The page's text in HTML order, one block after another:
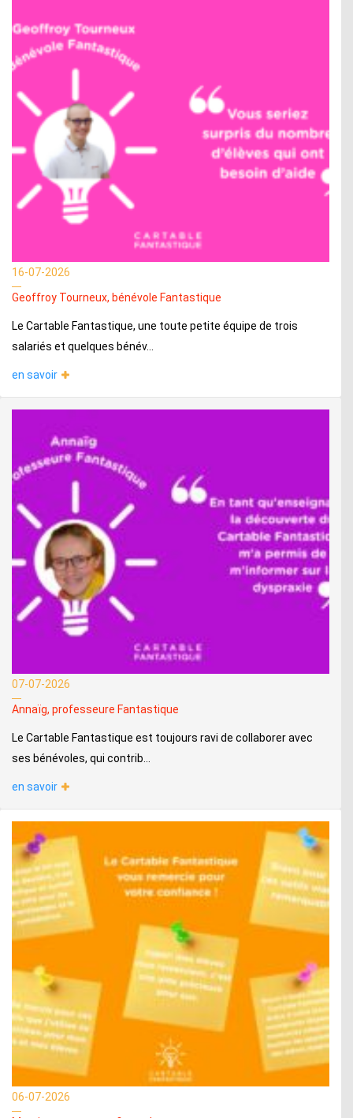
16-07-2026
Geoffroy Tourneux, bénévole Fantastique
Le Cartable Fantastique, une toute petite équipe de trois
salariés et quelques bénév...
en savoir
07-07-2026
Annaïg, professeure Fantastique
Le Cartable Fantastique est toujours ravi de collaborer avec
ses bénévoles, qui contrib...
en savoir
06-07-2026